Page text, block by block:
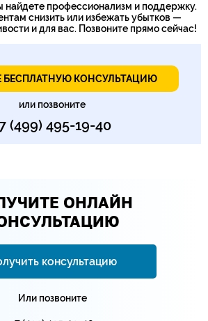
найдете профессионализм и поддержку.
снизить или избежать убытков —
и для вас. Позвоните прямо сейчас!
БЕСПЛАТНУЮ КОНСУЛЬТАЦИЮ
или позвоните
(499) 495-19-40
ОНЛАЙН
консультацию
Или позвоните